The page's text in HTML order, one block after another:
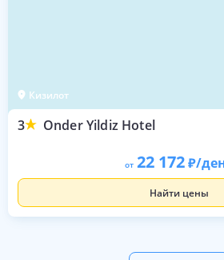
Кизилот
3 Onder Yildiz Hotel
от 22 172 /
Найти цены